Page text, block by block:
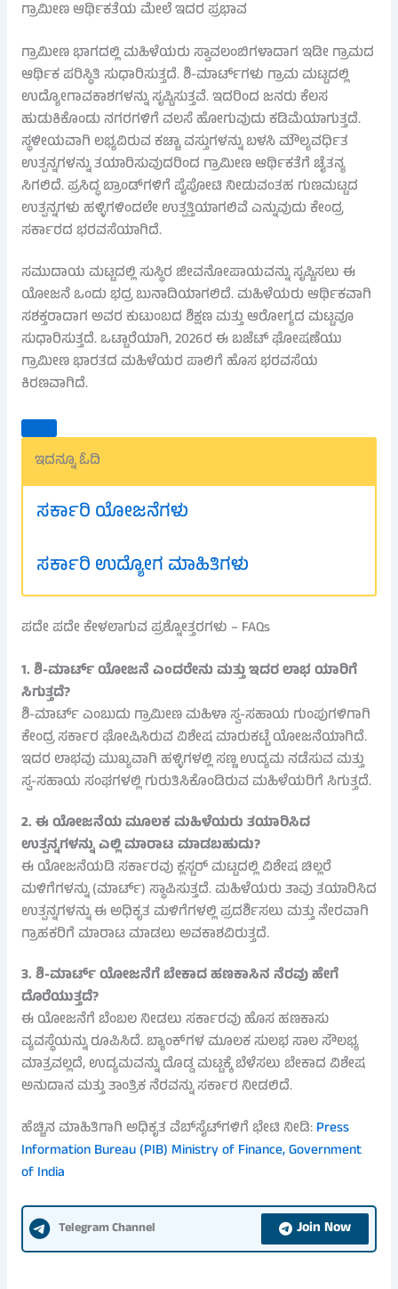
ಗ್ರಾಮೀಣ ಆರ್ಥಿಕತೆಯ ಮೇಲೆ ಇದರ ಪ್ರಭಾವ
ಗ್ರಾಮೀಣ ಭಾಗದಲ್ಲಿ ಮಹಿಳೆಯರು ಸ್ವಾವಲಂಬಿಗಳಾದಾಗ ಇಡೀ ಗ್ರಾಮದ
ಆರ್ಥಿಕ ಪರಿಸ್ಥಿತಿ ಸುಧಾರಿಸುತ್ತದೆ. ಶಿ-ಮಾರ್ಟ್‌ಗಳು ಗ್ರಾಮ ಮಟ್ಟದಲ್ಲಿ
ಉದ್ಯೋಗಾವಕಾಶಗಳನ್ನು ಸೃಷ್ಟಿಸುತ್ತವೆ. ಇದರಿಂದ ಜನರು ಕೆಲಸ
ಹುಡುಕಿಕೊಂಡು ನಗರಗಳಿಗೆ ವಲಸೆ ಹೋಗುವುದು ಕಡಿಮೆಯಾಗುತ್ತದೆ.
ಸ್ಥಳೀಯವಾಗಿ ಲಭ್ಯವಿರುವ ಕಚ್ಚಾ ವಸ್ತುಗಳನ್ನು ಬಳಸಿ ಮೌಲ್ಯವರ್ಧಿತ
ಉತ್ಪನ್ನಗಳನ್ನು ತಯಾರಿಸುವುದರಿಂದ ಗ್ರಾಮೀಣ ಆರ್ಥಿಕತೆಗೆ ಚೈತನ್ಯ
ಸಿಗಲಿದೆ. ಪ್ರಸಿದ್ಧ ಬ್ರಾಂಡ್‌ಗಳಿಗೆ ಪೈಪೋಟಿ ನೀಡುವಂತಹ ಗುಣಮಟ್ಟದ
ಉತ್ಪನ್ನಗಳು ಹಳ್ಳಿಗಳಿಂದಲೇ ಉತ್ಪತ್ತಿಯಾಗಲಿವೆ ಎನ್ನುವುದು ಕೇಂದ್ರ
ಸರ್ಕಾರದ ಭರವಸೆಯಾಗಿದೆ.
ಸಮುದಾಯ ಮಟ್ಟದಲ್ಲಿ ಸುಸ್ಥಿರ ಜೀವನೋಪಾಯವನ್ನು ಸೃಷ್ಟಿಸಲು ಈ
ಯೋಜನೆ ಒಂದು ಭದ್ರ ಬುನಾದಿಯಾಗಲಿದೆ. ಮಹಿಳೆಯರು ಆರ್ಥಿಕವಾಗಿ
ಸಶಕ್ತರಾದಾಗ ಅವರ ಕುಟುಂಬದ ಶಿಕ್ಷಣ ಮತ್ತು ಆರೋಗ್ಯದ ಮಟ್ಟವೂ
ಸುಧಾರಿಸುತ್ತದೆ. ಒಟ್ಟಾರೆಯಾಗಿ, 2026ರ ಈ ಬಜೆಟ್ ಘೋಷಣೆಯು
ಗ್ರಾಮೀಣ ಭಾರತದ ಮಹಿಳೆಯರ ಪಾಲಿಗೆ ಹೊಸ ಭರವಸೆಯ
ಕಿರಣವಾಗಿದೆ.
ಇದನ್ನೂ ಓದಿ
ಸರ್ಕಾರಿ ಯೋಜನೆಗಳು
ಸರ್ಕಾರಿ ಉದ್ಯೋಗ ಮಾಹಿತಿಗಳು
ಪದೇ ಪದೇ ಕೇಳಲಾಗುವ ಪ್ರಶ್ನೋತ್ತರಗಳು – FAQs
1. ಶಿ-ಮಾರ್ಟ್ ಯೋಜನೆ ಎಂದರೇನು ಮತ್ತು ಇದರ ಲಾಭ ಯಾರಿಗೆ
ಸಿಗುತ್ತದೆ?
ಶಿ-ಮಾರ್ಟ್ ಎಂಬುದು ಗ್ರಾಮೀಣ ಮಹಿಳಾ ಸ್ವ-ಸಹಾಯ ಗುಂಪುಗಳಿಗಾಗಿ
ಕೇಂದ್ರ ಸರ್ಕಾರ ಘೋಷಿಸಿರುವ ವಿಶೇಷ ಮಾರುಕಟ್ಟೆ ಯೋಜನೆಯಾಗಿದೆ.
ಇದರ ಲಾಭವು ಮುಖ್ಯವಾಗಿ ಹಳ್ಳಿಗಳಲ್ಲಿ ಸಣ್ಣ ಉದ್ಯಮ ನಡೆಸುವ ಮತ್ತು
ಸ್ವ-ಸಹಾಯ ಸಂಘಗಳಲ್ಲಿ ಗುರುತಿಸಿಕೊಂಡಿರುವ ಮಹಿಳೆಯರಿಗೆ ಸಿಗುತ್ತದೆ.
2. ಈ ಯೋಜನೆಯ ಮೂಲಕ ಮಹಿಳೆಯರು ತಯಾರಿಸಿದ
ಉತ್ಪನ್ನಗಳನ್ನು ಎಲ್ಲಿ ಮಾರಾಟ ಮಾಡಬಹುದು?
ಈ ಯೋಜನೆಯಡಿ ಸರ್ಕಾರವು ಕ್ಲಸ್ಟರ್ ಮಟ್ಟದಲ್ಲಿ ವಿಶೇಷ ಚಿಲ್ಲರೆ
ಮಳಿಗೆಗಳನ್ನು (ಮಾರ್ಟ್) ಸ್ಥಾಪಿಸುತ್ತದೆ. ಮಹಿಳೆಯರು ತಾವು ತಯಾರಿಸಿದ
ಉತ್ಪನ್ನಗಳನ್ನು ಈ ಅಧಿಕೃತ ಮಳಿಗೆಗಳಲ್ಲಿ ಪ್ರದರ್ಶಿಸಲು ಮತ್ತು ನೇರವಾಗಿ
ಗ್ರಾಹಕರಿಗೆ ಮಾರಾಟ ಮಾಡಲು ಅವಕಾಶವಿರುತ್ತದೆ.
3. ಶಿ-ಮಾರ್ಟ್ ಯೋಜನೆಗೆ ಬೇಕಾದ ಹಣಕಾಸಿನ ನೆರವು ಹೇಗೆ
ದೊರೆಯುತ್ತದೆ?
ಈ ಯೋಜನೆಗೆ ಬೆಂಬಲ ನೀಡಲು ಸರ್ಕಾರವು ಹೊಸ ಹಣಕಾಸು
ವ್ಯವಸ್ಥೆಯನ್ನು ರೂಪಿಸಿದೆ. ಬ್ಯಾಂಕ್‌ಗಳ ಮೂಲಕ ಸುಲಭ ಸಾಲ ಸೌಲಭ್ಯ
ಮಾತ್ರವಲ್ಲದೆ, ಉದ್ಯಮವನ್ನು ದೊಡ್ಡ ಮಟ್ಟಕ್ಕೆ ಬೆಳೆಸಲು ಬೇಕಾದ ವಿಶೇಷ
ಅನುದಾನ ಮತ್ತು ತಾಂತ್ರಿಕ ನೆರವನ್ನು ಸರ್ಕಾರ ನೀಡಲಿದೆ.
ಹೆಚ್ಚಿನ ಮಾಹಿತಿಗಾಗಿ ಅಧಿಕೃತ ವೆಬ್‌ಸೈಟ್‌ಗಳಿಗೆ ಭೇಟಿ ನೀಡಿ:Press
Information Bureau (PIB) Ministry of Finance, Government
of India
Telegram Channel Join Now